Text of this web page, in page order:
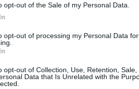
opt-out of the Sale of my Personal Data.
opt-out of processing my Personal Data
opt-out of Collection, Use, Retention,
Data that Is Unrelated with the